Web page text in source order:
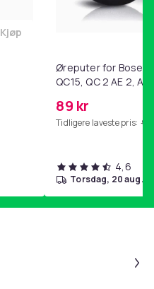
Legg Magetrener, 6-rørs
Kjøp
Øreputer for Bose
QC15, QC 2 AE 2, AE
89 kr
Tidligere laveste pris: 99
4,6
torsdag, 20 aug.